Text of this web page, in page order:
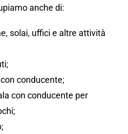
anche di:
solai, uffici e altre attività
conducente;
con conducente per